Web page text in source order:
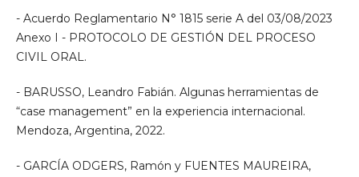
- Acuerdo Reglamentario N° 1815 serie A del 03/08/2023
Anexo I - PROTOCOLO DE GESTIÓN DEL PROCESO
CIVIL ORAL.
- BARUSSO, Leandro Fabián. Algunas herramientas de
“case management” en la experiencia internacional.
Mendoza, Argentina, 2022.
- GARCÍA ODGERS, Ramón y FUENTES MAUREIRA,